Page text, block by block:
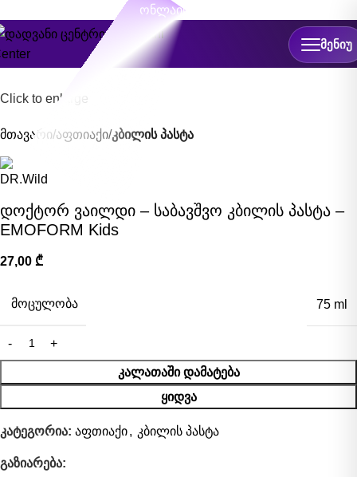
ონლაინ ჩაწერა
ᲛᲔᲜᲘᲣ
Click to enlarge
მთავარი აფთიაქი კბილის პასტა
დოქტორ ვაილდი – საბავშვო კბილის პასტა –
EMOFORM Kids
27,00 ₾
ᲛᲝᲪᲣᲚᲝᲑᲐ 75 ml
ᲙᲐᲚᲐᲗᲐᲨᲘ ᲓᲐᲛᲐᲢᲔᲑᲐ
ᲧᲘᲓᲕᲐ
კატეგორია: აფთიაქი, კბილის პასტა
გაზიარება: